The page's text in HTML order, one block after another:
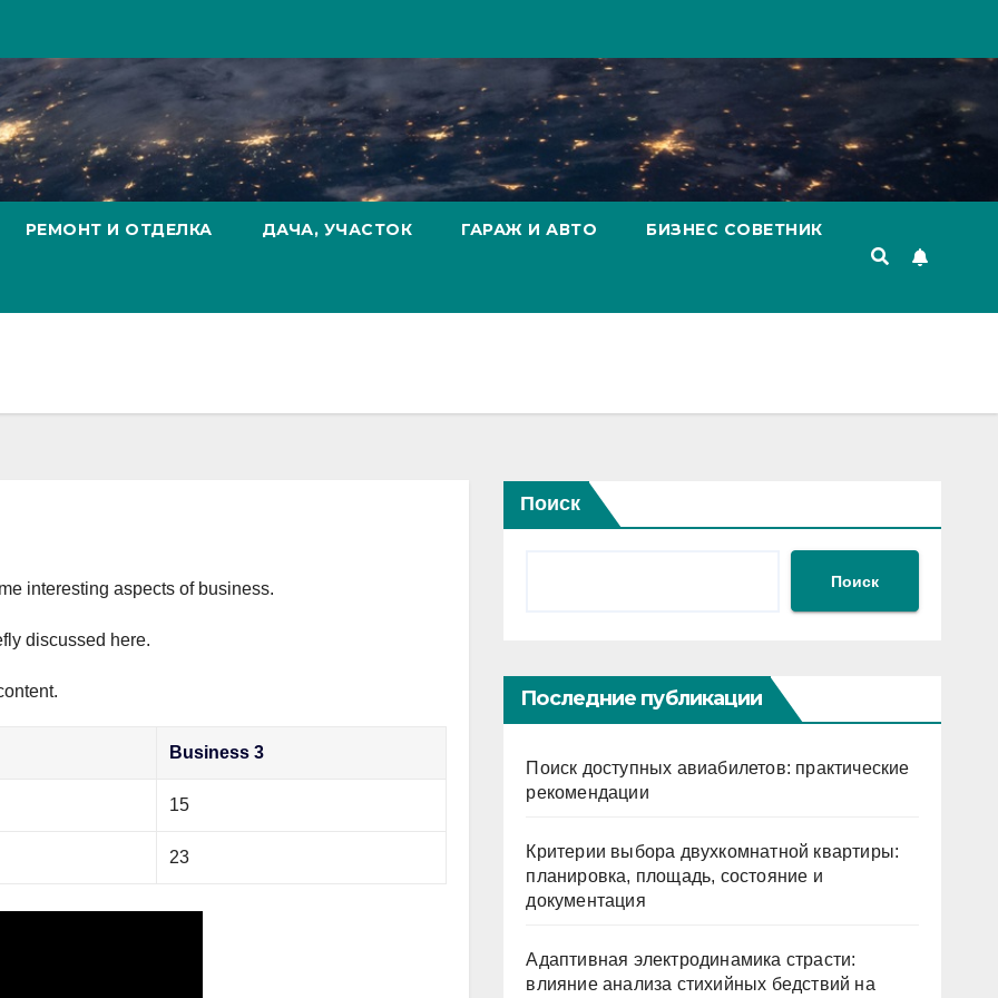
РЕМОНТ И ОТДЕЛКА ДАЧА, УЧАСТОК ГАРАЖ И АВТО БИЗНЕС СОВЕТНИК
interesting aspects of business.
discussed here.
Business 3
15
23
Поиск
Поиск
Последние публикации
Поиск доступных авиабилетов: практические
рекомендации
Критерии выбора двухкомнатной квартиры:
планировка, площадь, состояние и
документация
Адаптивная электродинамика страсти:
влияние анализа стихийных бедствий на